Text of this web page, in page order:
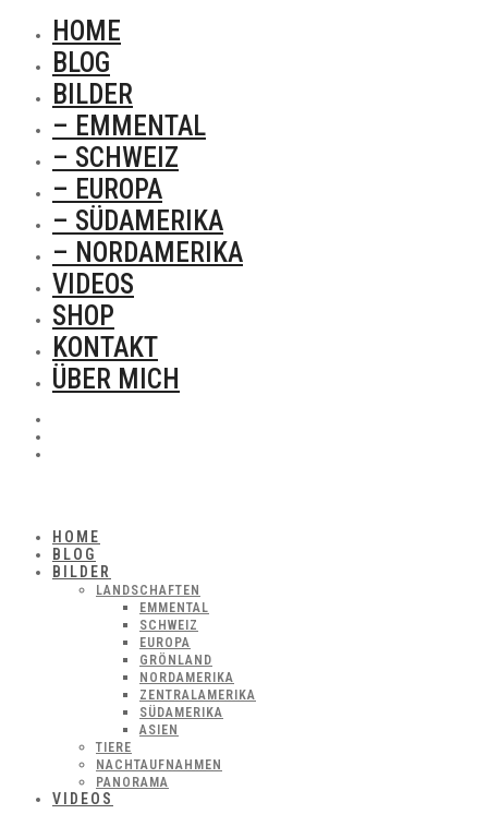
HOME
BLOG
BILDER
– EMMENTAL
– SCHWEIZ
– EUROPA
– SÜDAMERIKA
– NORDAMERIKA
VIDEOS
SHOP
KONTAKT
ÜBER MICH
HOME
BLOG
BILDER
LANDSCHAFTEN
EMMENTAL
SCHWEIZ
EUROPA
GRÖNLAND
NORDAMERIKA
ZENTRALAMERIKA
SÜDAMERIKA
ASIEN
TIERE
NACHTAUFNAHMEN
PANORAMA
VIDEOS